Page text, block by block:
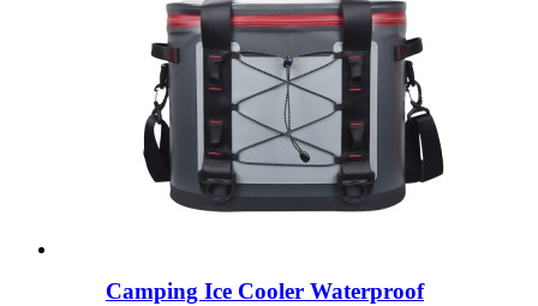
Camping Ice Cooler Waterproof